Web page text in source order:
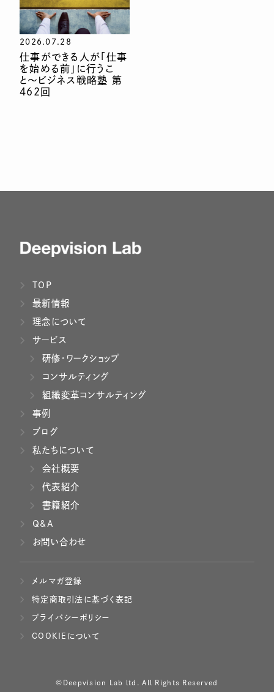
2026.07.28
仕事ができる人が「仕事
を始める前」に行うこ
と〜ビジネス戦略塾 第
462回
TOP
最新情報
理念について
サービス
研修・ワークショップ
コンサルティング
組織変革コンサルティング
事例
ブログ
私たちについて
会社概要
代表紹介
書籍紹介
Q&A
お問い合わせ
メルマガ登録
特定商取引法に基づく表記
プライバシーポリシー
COOKIEについて
©Deepvision Lab ltd. All Rights Reserved